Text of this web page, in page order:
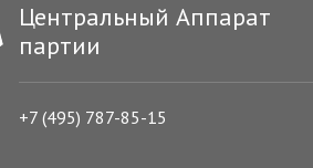
Центральный Аппарат
партии
+7 (495) 787-85-15